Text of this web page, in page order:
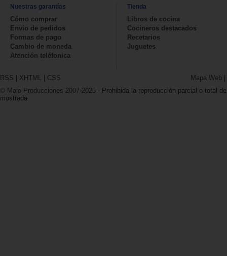
Nuestras garantías
Cómo comprar
Envío de pedidos
Formas de pago
Cambio de moneda
Atención teléfonica
Tienda
Libros de cocina
Cocineros destacados
Recetarios
Juguetes
RSS XHTML CSS Mapa Web
© Majo Producciones 2007-2025 - Prohibida la reproducción parcial o total
mostrada